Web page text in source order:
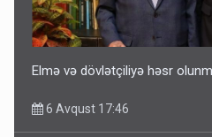
Elmə və dövlətçiliyə həsr
6 Avqust 17:46